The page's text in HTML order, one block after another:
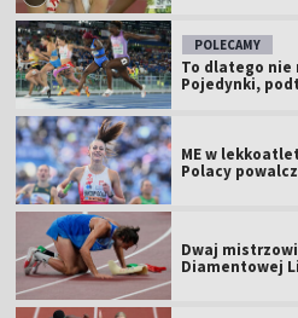
POLECAMY
To dlatego nie
Pojedynki,
ME w
Polacy
Dwaj
Diamentowej